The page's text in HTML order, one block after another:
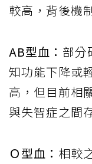
較高，背後機
AB型血： 部分
知功能下降或
高，但目前相
與失智症之間
Ｏ型血： 相較